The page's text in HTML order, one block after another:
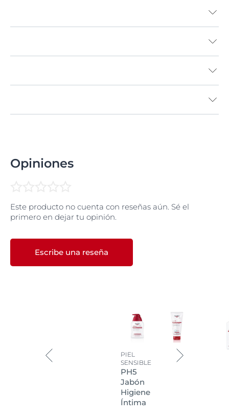
orgánicos que influyen en la adhesión de las moléculas
sobre las superficies de contacto de diversos
las partículas de suciedad.
contienen unos tensioactivos y surfactantes suaves
que exhiben una excelente compatibilidad de la piel,
tal y como está documentado en amplios estudios
Opiniones
Este producto no cuenta con reseñas aún. Sé el
primero en dejar tu opinión.
Escribe una reseña
PIEL
SENSIBLE
PH5
Jabón
Higiene
Íntima